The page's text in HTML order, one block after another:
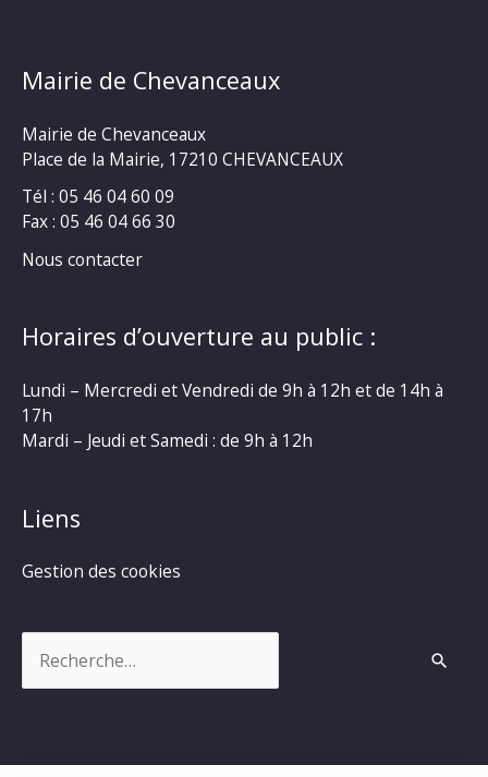
Mairie de Chevanceaux
Mairie de Chevanceaux
Place de la Mairie, 17210 CHEVANCEAUX
Tél : 05 46 04 60 09
Fax : 05 46 04 66 30
Nous contacter
Horaires d’ouverture au public :
Lundi – Mercredi et Vendredi de 9h à 12h et de 14h à
17h
Mardi – Jeudi et Samedi : de 9h à 12h
Liens
Gestion des cookies